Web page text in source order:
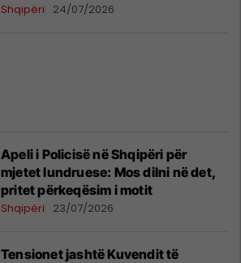
vajzës
Shqipëri 24/07/2026
Apeli i Policisë në Shqipëri për
mjetet lundruese: Mos dilni në det,
pritet përkeqësim i motit
Shqipëri 23/07/2026
Tensionet jashtë Kuvendit të